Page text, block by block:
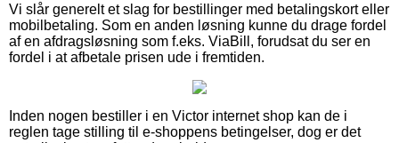
Vi slår generelt et slag for bestillinger med betalingskort eller
mobilbetaling. Som en anden løsning kunne du drage fordel
af en afdragsløsning som f.eks. ViaBill, forudsat du ser en
fordel i at afbetale prisen ude i fremtiden.
Inden nogen bestiller i en Victor internet shop kan de i
reglen tage stilling til e-shoppens betingelser, dog er det